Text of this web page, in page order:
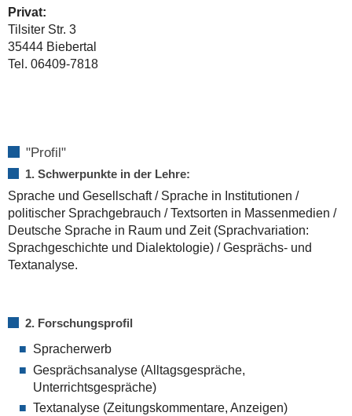
Privat:
Tilsiter Str. 3
35444 Biebertal
Tel. 06409-7818
"Profil"
1. Schwerpunkte in der Lehre:
Sprache und Gesellschaft / Sprache in Institutionen /
politischer Sprachgebrauch / Textsorten in Massenmedien /
Deutsche Sprache in Raum und Zeit (Sprachvariation:
Sprachgeschichte und Dialektologie) / Gesprächs- und
Textanalyse.
2. Forschungsprofil
Spracherwerb
Gesprächsanalyse (Alltagsgespräche,
Unterrichtsgespräche)
Textanalyse (Zeitungskommentare, Anzeigen)